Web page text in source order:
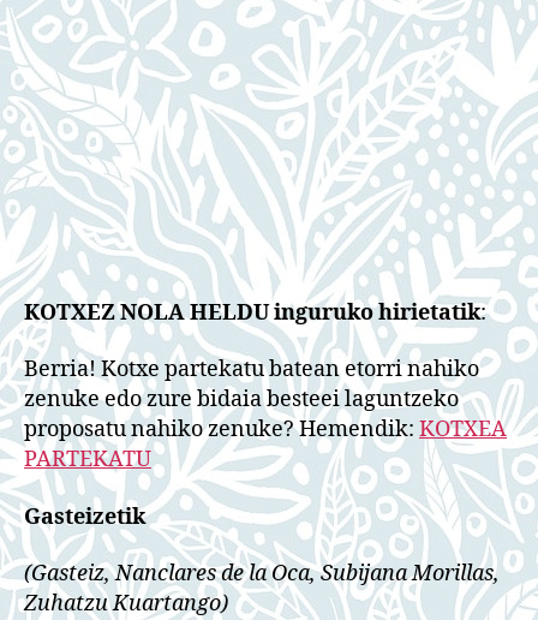
KOTXEZ NOLA HELDU inguruko hirietatik:
Berria! Kotxe partekatu batean etorri nahiko
zenuke edo zure bidaia besteei laguntzeko
proposatu nahiko zenuke? Hemendik: KOTXEA
PARTEKATU
Gasteizetik
(Gasteiz, Nanclares de la Oca, Subijana Morillas,
Zuhatzu Kuartango)